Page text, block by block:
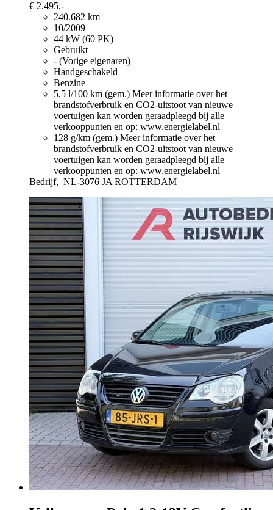
€ 2.495,-
240.682 km
10/2009
44 kW (60 PK)
Gebruikt
- (Vorige eigenaren)
Handgeschakeld
Benzine
5,5 l/100 km (gem.) Meer informatie over het
brandstofverbruik en CO2-uitstoot van nieuwe
voertuigen kan worden geraadpleegd bij alle
verkooppunten en op: www.energielabel.nl
128 g/km (gem.) Meer informatie over het
brandstofverbruik en CO2-uitstoot van nieuwe
voertuigen kan worden geraadpleegd bij alle
verkooppunten en op: www.energielabel.nl
Bedrijf, NL-3076 JA ROTTERDAM